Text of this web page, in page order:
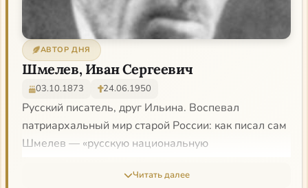
АВТОР ДНЯ
Шмелев, Иван Сергеевич
03.10.1873 24.06.1950
Русский писатель, друг Ильина. Воспевал
патриархальный мир старой России: как писал сам
Шмелев — «русскую национальную
архаичен, строго ориентирован на традиции
Читать далее